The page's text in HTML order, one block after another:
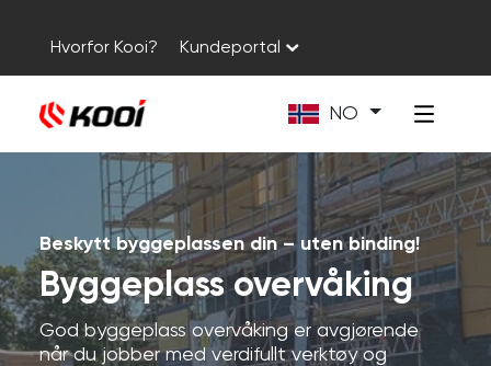
Hvorfor Kooi? Kundeportal
NO
Beskytt byggeplassen din – uten binding!
Byggeplass overvåking
God byggeplass overvåking er avgjørende
når du jobber med verdifullt verktøy og